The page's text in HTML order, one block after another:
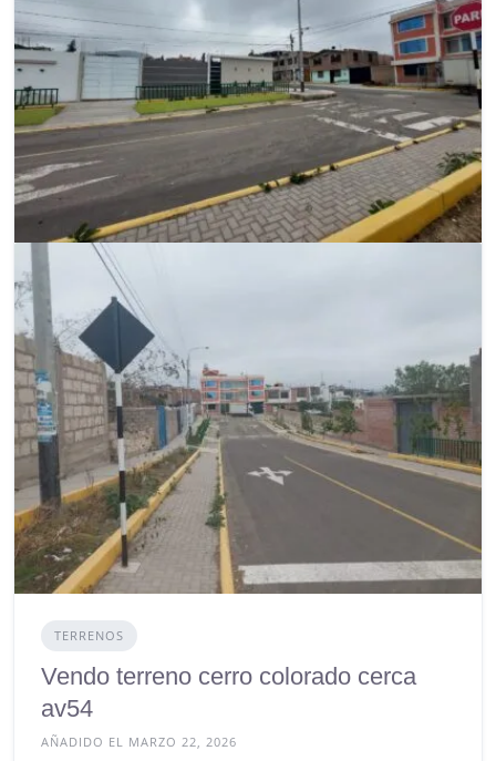
TERRENOS
Vendo terreno cerro colorado cerca
av54
AÑADIDO EL MARZO 22, 2026